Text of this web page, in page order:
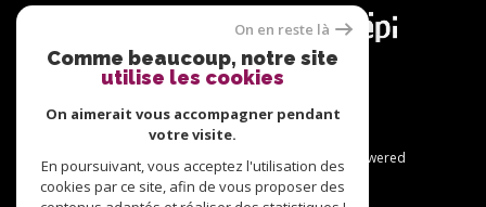
© 2026 | Tous droits réservés | Traduction powered
by Google |
Plan du site
Nos honoraires
On en reste là
Comme beaucoup, notre site
utilise les cookies
On aimerait vous accompagner pendant
votre visite.
En poursuivant, vous acceptez l'utilisation des
cookies par ce site, afin de vous proposer des